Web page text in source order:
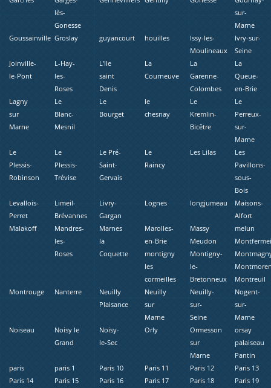
lès-
Gonesse
sur-
Marne
Goussainville Groslay guyancourt houilles
Issy-les-
Moulineaux
Ivry-sur-
Seine
Joinville-
le-Pont
L-Hay-
les-
Roses
L’Ile
saint
Denis
La
Courneuve
La
Garenne-
Colombes
La
Queue-
en-Brie
Lagny
sur
Marne
Le
Blanc-
Mesnil
Le
Bourget
le
chesnay
Le
Kremlin-
Bicêtre
Le
Perreux-
sur-
Marne
Le
Plessis-
Robinson
Le
Plessis-
Trévise
Le Pré-
Saint-
Gervais
Le
Raincy
Les Lilas
Les
Pavillons-
sous-
Bois
Levallois-
Perret
Limeil-
Brévannes
Livry-
Gargan
Lognes longjumeau
Maisons-
Alfort
Malakoff
Mandres-
les-
Roses
Marnes
la
Coquette
Marolles-
en-Brie
Massy
melun
Meudon
montigny
les
cormeilles
Montigny-
le-
Bretonneux
Montreuil
Montrouge
Nanterre
Neuilly
Plaisance
Neuilly
sur
Marne
Neuilly-
sur-
Seine
Nogent-
sur-
Marne
Noiseau
Noisy le
Grand
Noisy-
le-Sec
Orly
Ormesson
sur
Marne
orsay
palaiseau
Pantin
paris
paris 1 Paris 10 Paris 11 Paris 12
Paris 13
Paris 14
Paris 15 Paris 16 Paris 17 Paris 18
Paris 19